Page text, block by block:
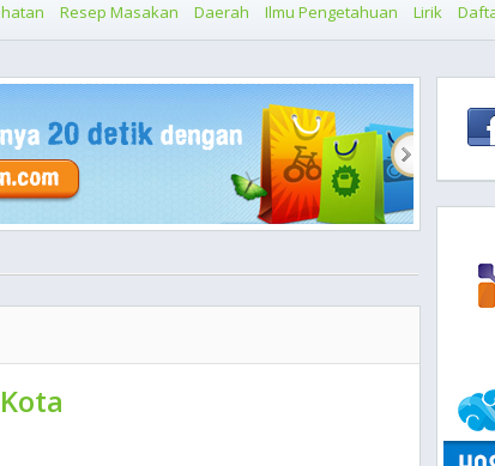
Resep Masakan Daerah Ilmu Pengetahuan Lirik